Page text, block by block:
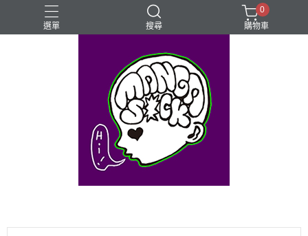
選單 搜尋
⊰⊱꧁LGBTQIA꧂⊰⊱
Mangasick Love
Mangasick出版！(੭•̀ᴗ•̀)
動物 實驗
0
購物車